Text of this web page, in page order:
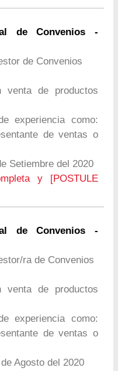
de Convenios -
de Convenios
venta de productos
experiencia como:
de ventas o
Setiembre del 2020
y [POSTULE
de Convenios -
ra de Convenios
venta de productos
experiencia como:
de ventas o
Agosto del 2020